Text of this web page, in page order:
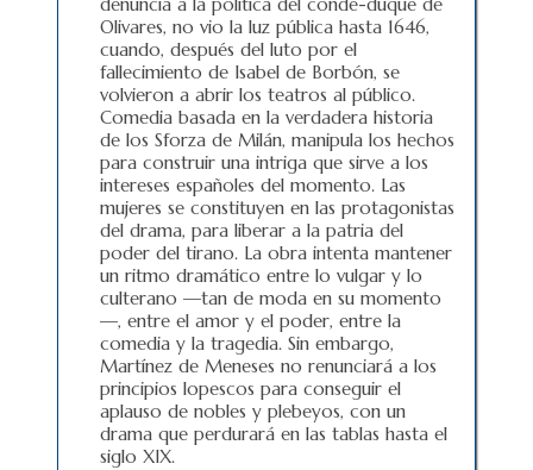
denuncia a la política del conde-duque de
Olivares, no vio la luz pública hasta 1646,
cuando, después del luto por el
fallecimiento de Isabel de Borbón, se
volvieron a abrir los teatros al público.
Comedia basada en la verdadera historia
de los Sforza de Milán, manipula los hechos
para construir una intriga que sirve a los
intereses españoles del momento. Las
mujeres se constituyen en las protagonistas
del drama, para liberar a la patria del
poder del tirano. La obra intenta mantener
un ritmo dramático entre lo vulgar y lo
culterano —tan de moda en su momento
—, entre el amor y el poder, entre la
comedia y la tragedia. Sin embargo,
Martínez de Meneses no renunciará a los
principios lopescos para conseguir el
aplauso de nobles y plebeyos, con un
drama que perdurará en las tablas hasta el
siglo XIX.